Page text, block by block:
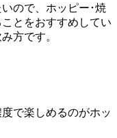
ので、ホッピー･焼
とをおすすめしてい
方です。
で楽しめるのがホッ